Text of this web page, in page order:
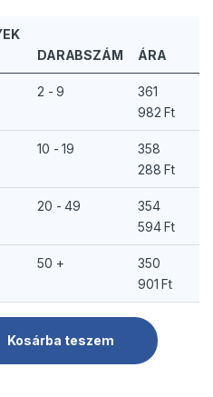
DARABSZÁM ÁRA
2 - 9
361
982Ft
10 - 19
358
288Ft
20 - 49
354
594Ft
50 +
350
901Ft
mm | Hendi 236666
Kosárba teszem